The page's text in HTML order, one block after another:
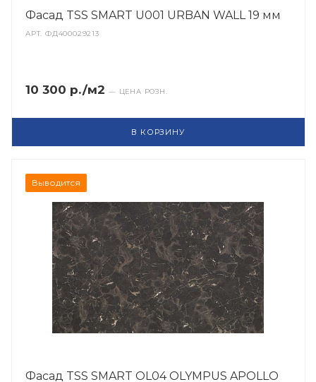
Фасад TSS SMART U001 URBAN WALL 19 мм
АРТ.ФД400029213
10 300 р./м2 — ЦЕНА РОЗН.
В КОРЗИНУ
Выводится
Фасад TSS SMART OL04 OLYMPUS APOLLO